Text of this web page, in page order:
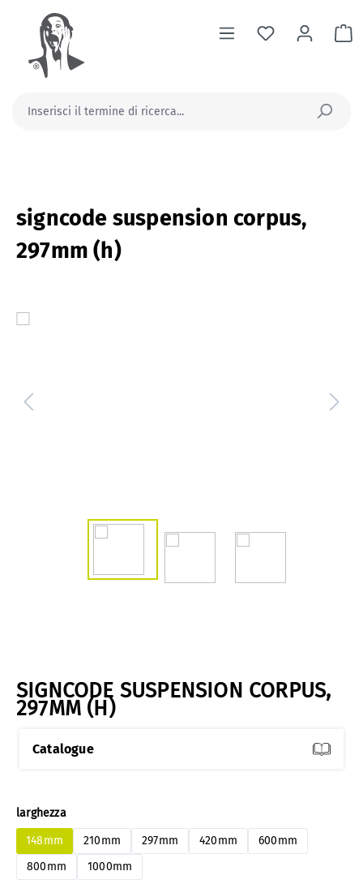
principale
Il
signcode suspension corpus,
297mm (h)
SIGNCODE SUSPENSION CORPUS,
297MM (H)
Catalogue
Seleziona
larghezza
148mm
210mm 297mm 420mm
600mm
800mm
1000mm